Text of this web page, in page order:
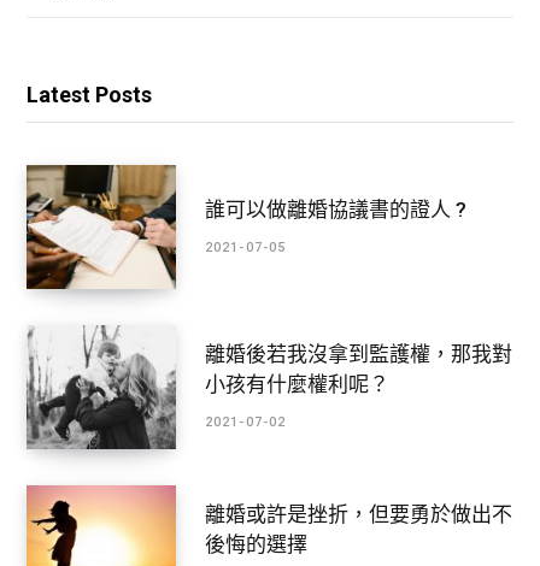
Latest Posts
誰可以做離婚協議書的證人 ?
2021-07-05
離婚後若我沒拿到監護權，那我對
小孩有什麼權利呢？
2021-07-02
離婚或許是挫折，但要勇於做出不
後悔的選擇